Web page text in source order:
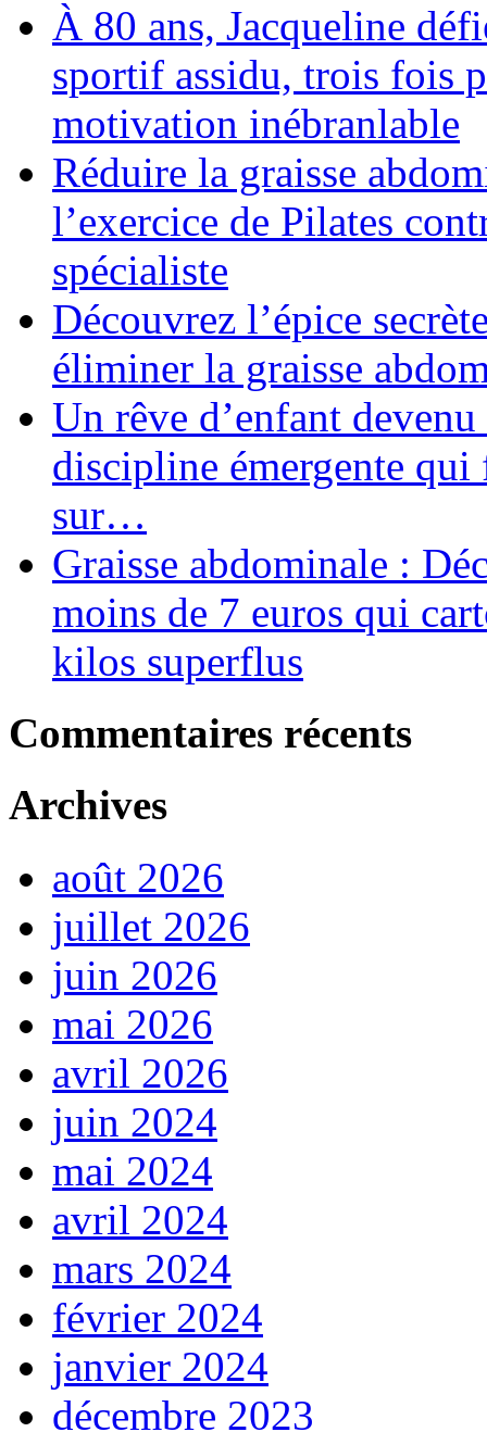
À 80 ans, Jacqueline
sportif assidu, trois fois
motivation inébranlable
Réduire la graisse
l’exercice de Pilates
spécialiste
Découvrez l’épice
éliminer la graisse
Un rêve d’enfant
discipline émergente qui
sur…
Graisse abdominale :
moins de 7 euros qui
kilos superflus
Commentaires récents
Archives
août 2026
juillet 2026
juin 2026
mai 2026
avril 2026
juin 2024
mai 2024
avril 2024
mars 2024
février 2024
janvier 2024
décembre 2023